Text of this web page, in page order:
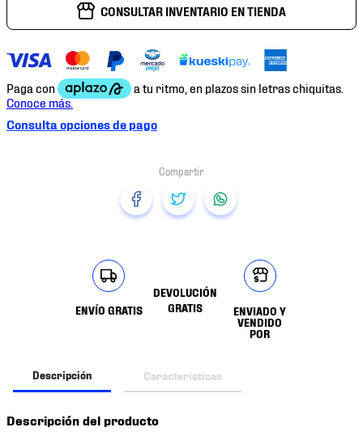
CONSULTAR INVENTARIO EN TIENDA
Consulta opciones de pago
ENVÍO GRATIS
DEVOLUCIÓN
GRATIS
ENVIADO Y
VENDIDO
POR
Descripción Características
Descripción del producto